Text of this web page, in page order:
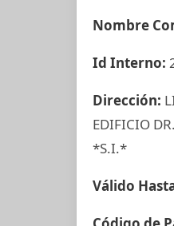
Nombre
Id Interno:
Dirección:
EDIFICIO
*S.I.*
Válido